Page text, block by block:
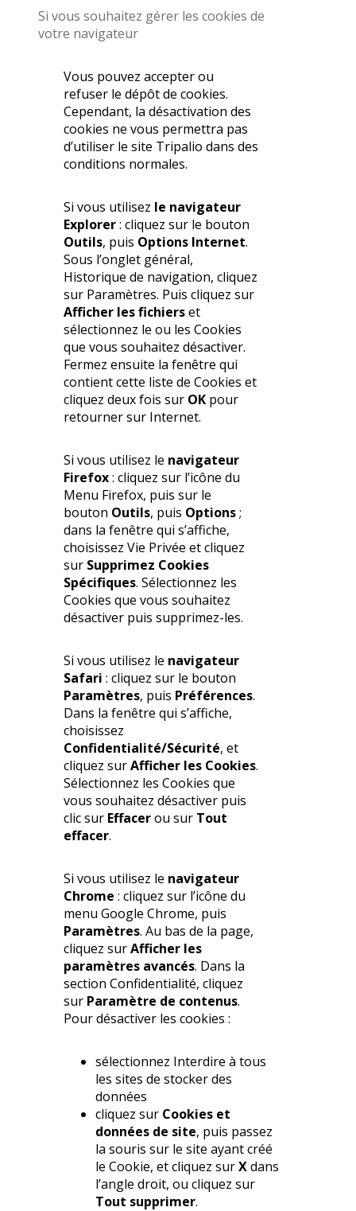
Si vous souhaitez gérer les cookies de
votre navigateur
Vous pouvez accepter ou
refuser le dépôt de cookies.
Cependant, la désactivation des
cookies ne vous permettra pas
d’utiliser le site Tripalio dans des
conditions normales.
Si vous utilisez le navigateur
Explorer: cliquez sur le bouton
Outils, puis Options Internet.
Sous l’onglet général,
Historique de navigation, cliquez
sur Paramètres. Puis cliquez sur
Afficher les fichierset
sélectionnez le ou les Cookies
que vous souhaitez désactiver.
Fermez ensuite la fenêtre qui
contient cette liste de Cookies et
cliquez deux fois sur OK pour
retourner sur Internet.
Si vous utilisez le navigateur
Firefox: cliquez sur l’icône du
Menu Firefox, puis sur le
bouton Outils, puis Options;
dans la fenêtre qui s’affiche,
choisissez Vie Privée et cliquez
sur Supprimez Cookies
Spécifiques. Sélectionnez les
Cookies que vous souhaitez
désactiver puis supprimez-les.
Si vous utilisez le navigateur
Safari : cliquez sur le bouton
Paramètres, puis Préférences.
Dans la fenêtre qui s’affiche,
choisissez
Confidentialité/Sécurité, et
cliquez surAfficher les Cookies.
Sélectionnez les Cookies que
vous souhaitez désactiver puis
clic sur Effacerou sur Tout
effacer.
Si vous utilisez le navigateur
Chrome : cliquez sur l’icône du
menu Google Chrome, puis
Paramètres. Au bas de la page,
cliquez surAfficher les
paramètres avancés. Dans la
section Confidentialité, cliquez
sur Paramètre de contenus.
Pour désactiver les cookies :
sélectionnez Interdire à tous
les sites de stocker des
données
cliquez sur Cookies et
données de site, puis passez
la souris sur le site ayant créé
le Cookie, et cliquez surXdans
l’angle droit, ou cliquez sur
Tout supprimer.